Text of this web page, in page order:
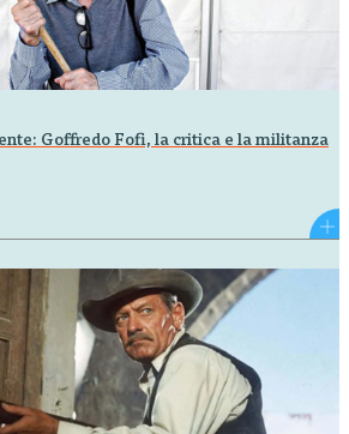
Goffredo Fofi, la critica e la militanza